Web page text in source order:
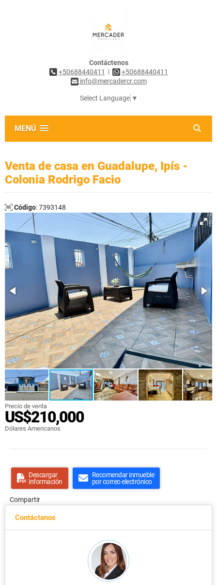
Contáctenos
+50688440411
|
+50688440411
info@mercadercr.com
Select Language ▼
MENÚ
Venta de casa en Guadalupe, Ipís -
Colonia Rodrigo Facio
Código: 7393148
Precio de venta
US$210,000
Dólares Americanos
Descargar
información
Recomendar inmueble
por correo electrónico
Compartir
Contáctanos